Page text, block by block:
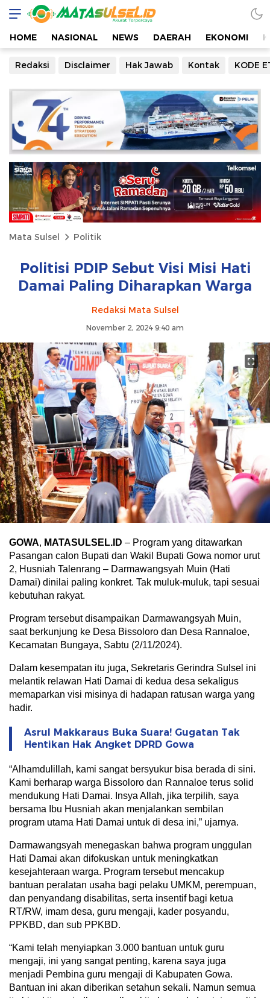
HOME NASIONAL NEWS DAERAH EKONOMI
Redaksi Disclaimer Hak Jawab Kontak KODE
Mata Sulsel Politik
Politisi PDIP Sebut Visi Misi Hati
Damai Paling Diharapkan Warga
Redaksi Mata Sulsel
November 2, 2024 9:40 am
GOWA, MATASULSEL.ID – Program yang ditawarkan
Pasangan calon Bupati dan Wakil Bupati Gowa nomor urut
2, Husniah Talenrang – Darmawangsyah Muin (Hati
Damai) dinilai paling konkret. Tak muluk-muluk, tapi sesuai
kebutuhan rakyat.
Program tersebut disampaikan Darmawangsyah Muin,
saat berkunjung ke Desa Bissoloro dan Desa Rannaloe,
Kecamatan Bungaya, Sabtu (2/11/2024).
Dalam kesempatan itu juga, Sekretaris Gerindra Sulsel ini
melantik relawan Hati Damai di kedua desa sekaligus
memaparkan visi misinya di hadapan ratusan warga yang
hadir.
Asrul Makkaraus Buka Suara! Gugatan Tak
Hentikan Hak Angket DPRD Gowa
“Alhamdulillah, kami sangat bersyukur bisa berada di sini.
Kami berharap warga Bissoloro dan Rannaloe terus solid
mendukung Hati Damai. Insya Allah, jika terpilih, saya
bersama Ibu Husniah akan menjalankan sembilan
program utama Hati Damai untuk di desa ini,” ujarnya.
Darmawangsyah menegaskan bahwa program unggulan
Hati Damai akan difokuskan untuk meningkatkan
kesejahteraan warga. Program tersebut mencakup
bantuan peralatan usaha bagi pelaku UMKM, perempuan,
dan penyandang disabilitas, serta insentif bagi ketua
RT/RW, imam desa, guru mengaji, kader posyandu,
PPKBD, dan sub PPKBD.
“Kami telah menyiapkan 3.000 bantuan untuk guru
mengaji, ini yang sangat penting, karena saya juga
menjadi Pembina guru mengaji di Kabupaten Gowa.
Bantuan ini akan diberikan setahun sekali. Namun semua